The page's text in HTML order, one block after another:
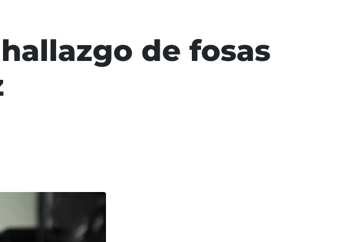
de fosas